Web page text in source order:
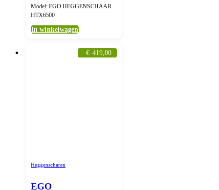
Model: EGO HEGGENSCHAAR
HTX6500
In winkelwagen
€ 419,00
Heggenscharen
EGO